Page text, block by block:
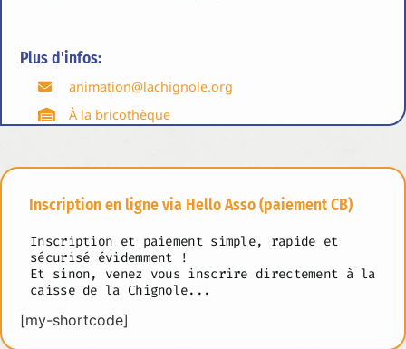
Plus d'infos:
animation@lachignole.org
À la bricothèque
Inscription en ligne via Hello Asso (paiement CB)
Inscription et paiement simple, rapide et
sécurisé évidemment !
Et sinon, venez vous inscrire directement à la
caisse de la Chignole...
[my-shortcode]